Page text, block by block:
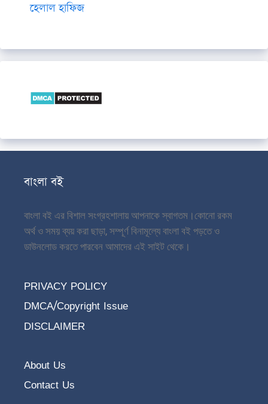
হেলাল হাফিজ
বাংলা বই
বাংলা বই এর বিশাল সংগ্রহশালায় আপনাকে স্বাগতম।কোনো রকম
অর্থ ও সময় ব্যয় করা ছাড়া, সম্পূর্ণ বিনামূল্যে বাংলা বই পড়তে ও
ডাউনলোড করতে পারবেন আমাদের এই সাইট থেকে।
PRIVACY POLICY
DMCA/Copyright Issue
DISCLAIMER
About Us
Contact Us